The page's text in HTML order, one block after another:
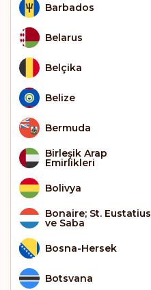
Barbados
Belarus
Belçika
Belize
Bermuda
Birleşik Arap
Emirlikleri
Bolivya
Bonaire; St. Eustatius
ve Saba
Bosna-Hersek
Botsvana